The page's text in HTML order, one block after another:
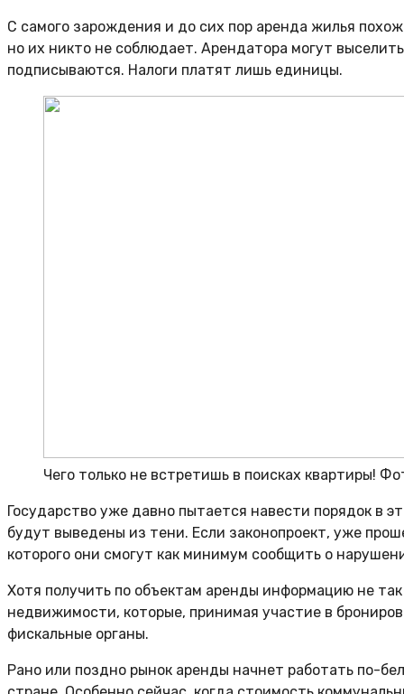
С самого зарождения и до сих пор аренда жилья
но их никто не соблюдает. Арендатора могут
подписываются. Налоги платят лишь единицы.
Чего только не встретишь в поисках квартиры!
Государство уже давно пытается навести порядок в
будут выведены из тени. Если законопроект, уже
которого они смогут как минимум сообщить о
Хотя получить по объектам аренды информацию не
недвижимости, которые, принимая участие в
фискальные органы.
Рано или поздно рынок аренды начнет работать по-